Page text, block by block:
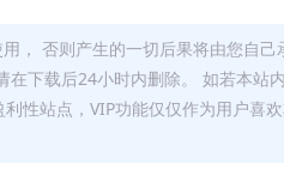
， 否则产生的一切后果将由您自己
下载后24小时内删除。 如若本站
性站点，VIP功能仅仅作为用户喜